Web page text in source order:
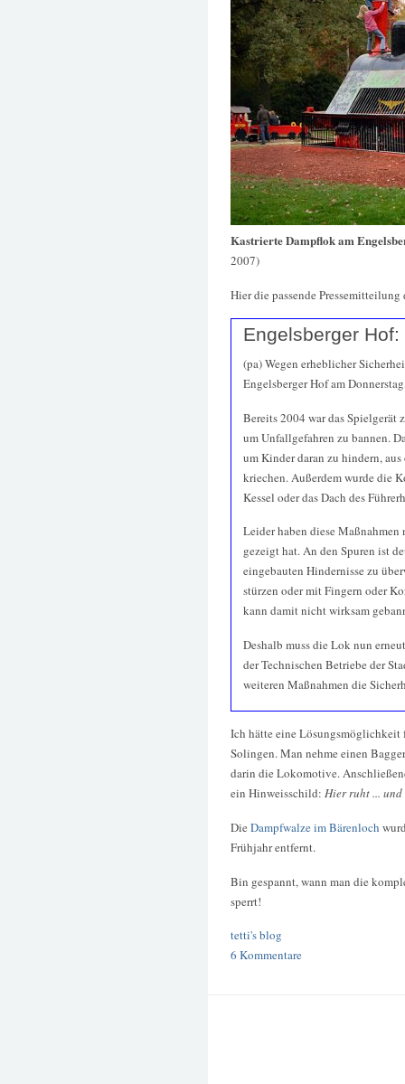
Kastrierte Dampflok am
2007)
Hier die passende
Engelsberger
(pa) Wegen erheblicher
Engelsberger Hof am
Bereits 2004 war das Spielgerät
um Unfallgefahren zu bannen.
um Kinder daran zu hindern,
kriechen. Außerdem wurde die
Kessel oder das Dach des
Leider haben diese
gezeigt hat. An den Spuren ist
eingebauten Hindernisse zu
stürzen oder mit Fingern oder
kann damit nicht wirksam
Deshalb muss die Lok nun
der Technischen Betriebe der
weiteren Maßnahmen die
Ich hätte eine Lösungsmöglichkeit
Solingen. Man nehme einen
darin die Lokomotive.
ein Hinweisschild: Hier ruht ...
Die Dampfwalze im Bärenloch
Frühjahr entfernt.
Bin gespannt, wann man die
sperrt!
tetti's blog
6 Kommentare